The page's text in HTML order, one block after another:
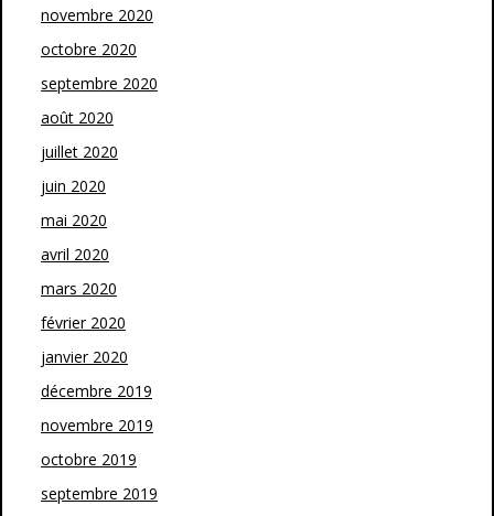
novembre 2020
octobre 2020
septembre 2020
août 2020
juillet 2020
juin 2020
mai 2020
avril 2020
mars 2020
février 2020
janvier 2020
décembre 2019
novembre 2019
octobre 2019
septembre 2019